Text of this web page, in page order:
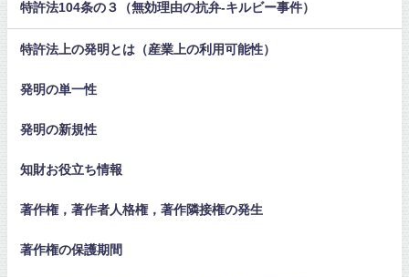
特許法104条の３（無効理由の抗弁-キルビー事件）
特許法上の発明とは（産業上の利用可能性）
発明の単一性
発明の新規性
知財お役立ち情報
著作権，著作者人格権，著作隣接権の発生
著作権の保護期間